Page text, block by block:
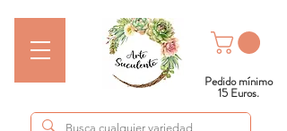
Pedido mínimo
15 Euros.